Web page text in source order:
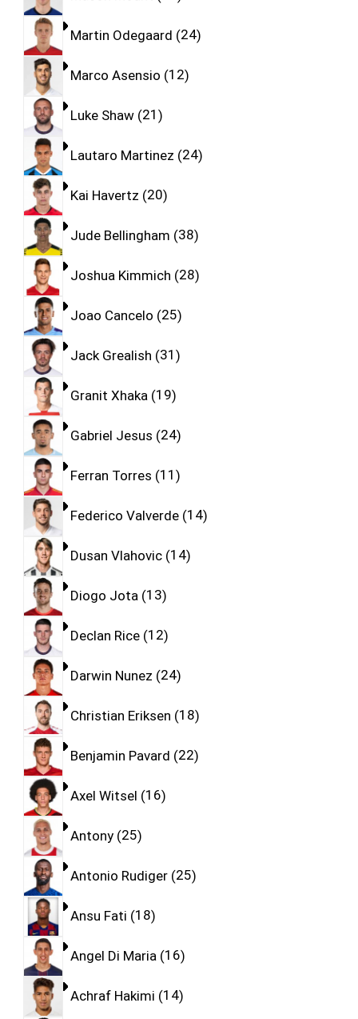
Martin Odegaard 24
Marco Asensio 12
Luke Shaw 21
Lautaro Martinez 24
Kai Havertz 20
Jude Bellingham 38
Joshua Kimmich 28
Joao Cancelo 25
Jack Grealish 31
Granit Xhaka 19
Gabriel Jesus 24
Ferran Torres 11
Federico Valverde 14
Dusan Vlahovic 14
Diogo Jota 13
Declan Rice 12
Darwin Nunez 24
Christian Eriksen 18
Benjamin Pavard 22
Axel Witsel 16
Antony 25
Antonio Rudiger 25
Ansu Fati 18
Angel Di Maria 16
Achraf Hakimi 14